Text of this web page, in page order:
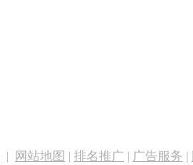
| 网站地图 | 排名推广 | 广告服务 |